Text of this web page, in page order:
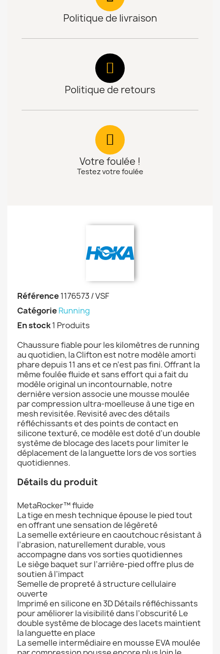
Politique de livraison
Politique de retours
Votre foulée !
Testez votre foulée
Référence1176573 / VSF
CatégorieRunning
En stock1 Produits
Chaussure fiable pour les kilomètres de running
au quotidien, la Clifton est notre modèle amorti
phare depuis 11 ans et ce n’est pas fini. Offrant la
même foulée fluide et sans effort qui a fait du
modèle original un incontournable, notre
dernière version associe une mousse moulée
par compression ultra-moelleuse à une tige en
mesh revisitée. Revisité avec des détails
réfléchissants et des points de contact en
silicone texturé, ce modèle est doté d’un double
système de blocage des lacets pour limiter le
déplacement de la languette lors de vos sorties
quotidiennes.
Détails du produit
MetaRocker™ fluide
La tige en mesh technique épouse le pied tout
en offrant une sensation de légèreté
La semelle extérieure en caoutchouc résistant à
l’abrasion, naturellement durable, vous
accompagne dans vos sorties quotidiennes
Le siège baquet sur l’arrière-pied offre plus de
soutien à l’impact
Semelle de propreté à structure cellulaire
ouverte
Imprimé en silicone en 3D Détails réfléchissants
pour améliorer la visibilité dans l’obscurité Le
double système de blocage des lacets maintient
la languette en place
La semelle intermédiaire en mousse EVA moulée